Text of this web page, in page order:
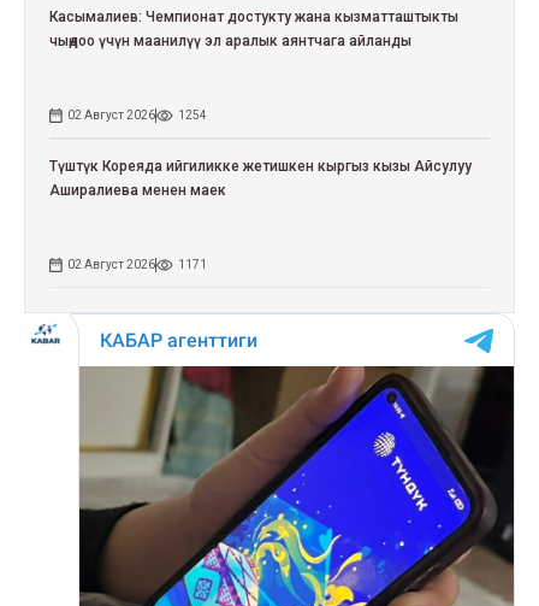
Касымалиев: Чемпионат достукту жана кызматташтыкты
чыңдоо үчүн маанилүү эл аралык аянтчага айланды
02 Август 2026 1254
Түштүк Кореяда ийгиликке жетишкен кыргыз кызы Айсулуу
Аширалиева менен маек
02 Август 2026 1171